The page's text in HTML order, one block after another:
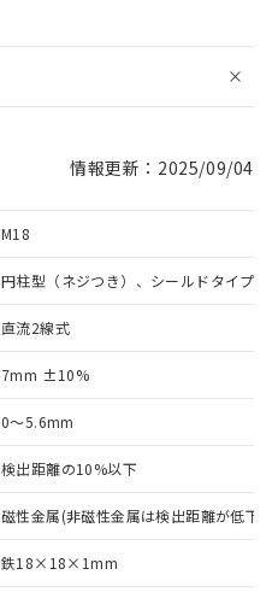
情報更新：2025/09/04
M18
円柱型（ネジつき）、シールドタイプ
直流2線式
7mm ±10%
0～5.6mm
検出距離の10%以下
磁性金属(非磁性金属は検出距離が低下
鉄18×18×1mm